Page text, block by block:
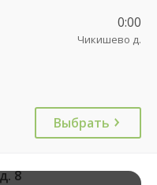
0:00
Чикишево д.
Выбрать
8